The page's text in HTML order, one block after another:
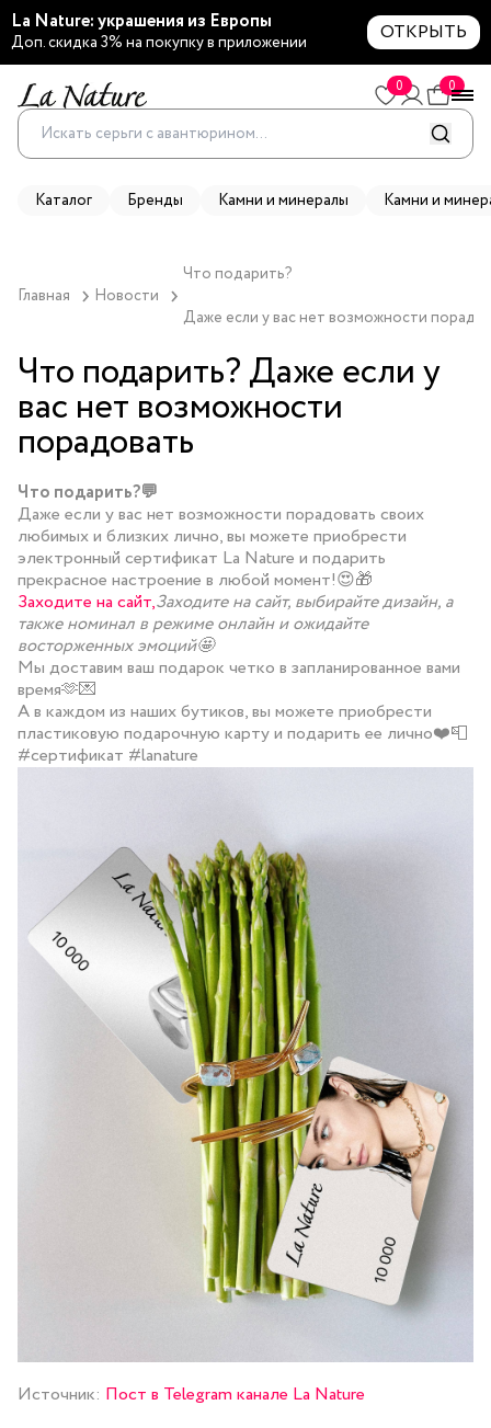
La Nature: украшения из Европы
Доп. скидка 3% на покупку в приложении ОТКРЫТЬ
0 0
Каталог Бренды Камни и минералы Камни и
Главная Новости
Что подарить?
Даже если у вас нет возможности
Что подарить? Даже если у
вас нет возможности
порадовать
Что подарить?💬
Даже если у вас нет возможности порадовать своих
любимых и близких лично, вы можете приобрести
электронный сертификат La Nature и подарить
прекрасное настроение в любой момент!😍🎁
Заходите на сайт,Заходите на сайт, выбирайте дизайн, а
также номинал в режиме онлайн и ожидайте
восторженных эмоций🤩
Мы доставим ваш подарок четко в запланированное вами
время🫶💌
А в каждом из наших бутиков, вы можете приобрести
пластиковую подарочную карту и подарить ее лично❤️📮
#сертификат #lanature
Источник: Пост в Telegram канале La Nature